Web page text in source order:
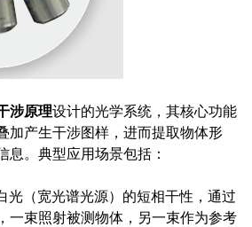
涉原理设计的光学系统，其核心功能
加产生干涉图样，进而提取物体形
息。典型应用场景包括：
光（宽光谱光源）的短相干性，通过
一束照射被测物体，另一束作为参考